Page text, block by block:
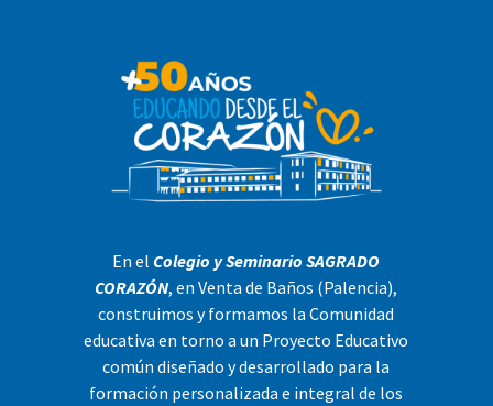
En el Colegio y Seminario SAGRADO
CORAZÓN, en Venta de Baños (Palencia),
construimos y formamos la Comunidad
educativa en torno a un Proyecto Educativo
común diseñado y desarrollado para la
formación personalizada e integral de los